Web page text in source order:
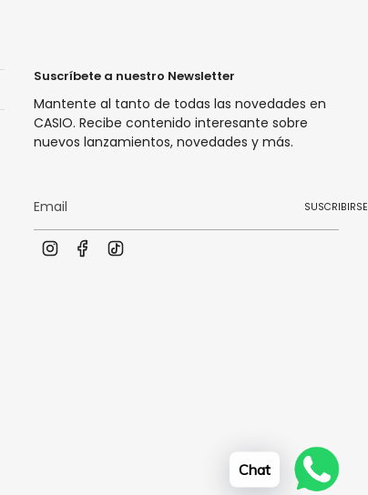
Suscríbete a nuestro Newsletter
Mantente al tanto de todas las novedades en
CASIO. Recibe contenido interesante sobre
nuevos lanzamientos, novedades y más.
SUSCRIBIRSE
I
T
Chat